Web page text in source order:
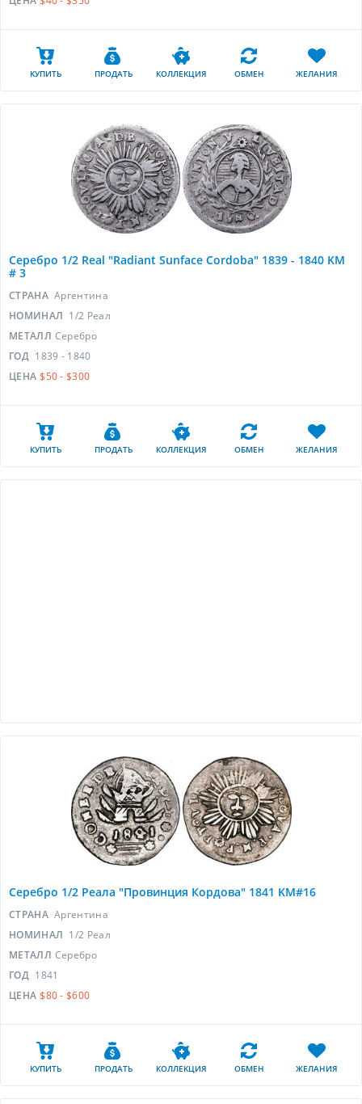
КУПИТЬ ПРОДАТЬ КОЛЛЕКЦИЯ ОБМЕН ЖЕЛАНИЯ
Серебро 1/2 Real "Radiant Sunface Cordoba" 1839 - 1840 KM
# 3
СТРАНА Аргентина
НОМИНАЛ 1/2 Реал
МЕТАЛЛ Серебро
ГОД 1839 - 1840
ЦЕНА $50 - $300
КУПИТЬ ПРОДАТЬ КОЛЛЕКЦИЯ ОБМЕН ЖЕЛАНИЯ
Серебро 1/2 Реала "Провинция Кордова" 1841 KM#16
СТРАНА Аргентина
НОМИНАЛ 1/2 Реал
МЕТАЛЛ Серебро
ГОД 1841
ЦЕНА $80 - $600
КУПИТЬ ПРОДАТЬ КОЛЛЕКЦИЯ ОБМЕН ЖЕЛАНИЯ